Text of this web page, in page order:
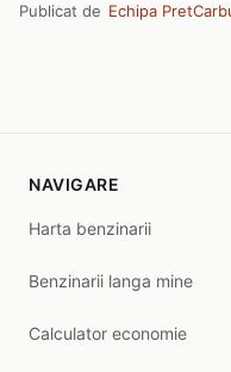
Publicat de Echipa
NAVIGARE
Harta benzinarii
Benzinarii langa mine
Calculator economie